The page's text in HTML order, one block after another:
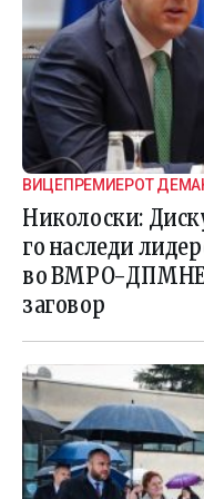
ВИЦЕПРЕМИЕРОТ
ВНАТРЕПАРТИСКИ
Николоски:
го наследи
во ВМРО-ДПМНЕ
заговор